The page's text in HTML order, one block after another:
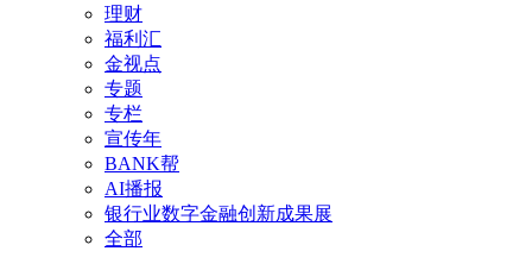
理财
福利汇
金视点
专题
专栏
宣传年
BANK帮
AI播报
银行业数字金融创新成果展
全部